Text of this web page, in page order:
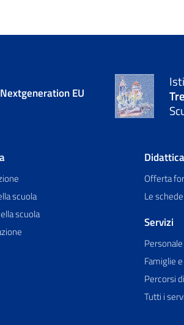
EU
scuola
scuola
Didattica
Offerta
Le
Servizi
Famiglie
Percorsi
Tutti i